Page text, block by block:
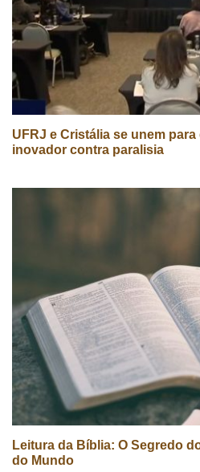
UFRJ e Cristália se unem
inovador contra paralisia
Leitura da Bíblia: O Segredo
do Mundo